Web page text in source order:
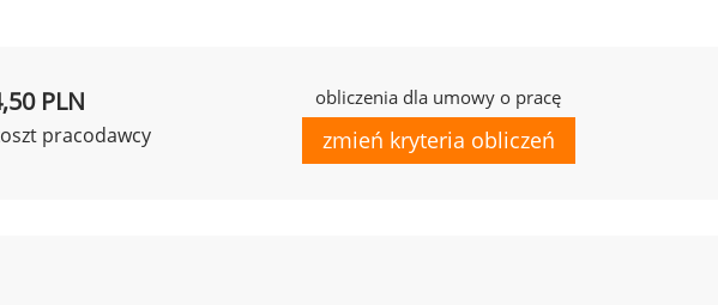
PLN
pracodawcy
obliczenia dla umowy o pracę
zmień kryteria obliczeń